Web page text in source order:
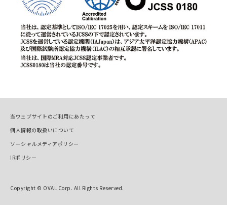
当ウェブサイトのご利用にあたって
個人情報の取扱いについて
ソーシャルメディアポリシー
IRポリシー
Copyright © OVAL Corp. All Rights Reserved.